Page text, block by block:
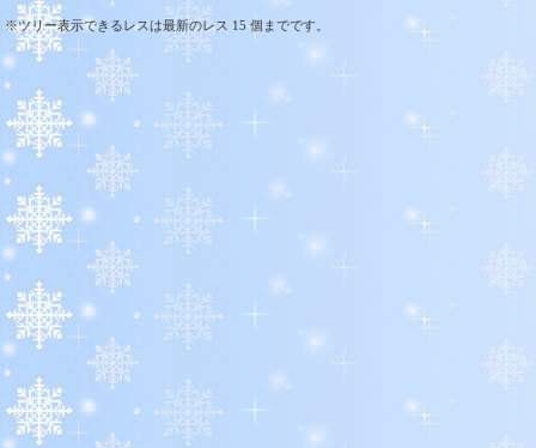
※ツリー表示できるレスは最新のレス 15 個までです。